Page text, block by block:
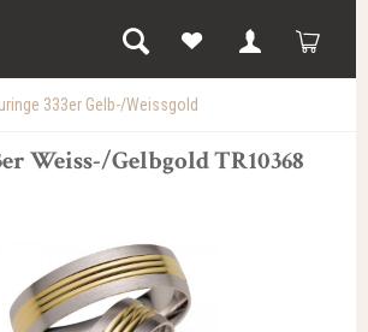
333er Gelb-/Weissgold
Weiss-/Gelbgold TR10368